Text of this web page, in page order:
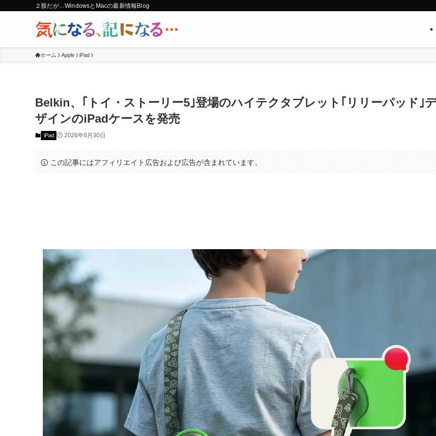
２股だが…WindowsとMacの最新情報Blog
ホーム Apple iPad
Belkin、｢トイ・ストーリー5｣登場のハイテクタブレット｢リリーパッド｣
ザインのiPadケースを発売
iPad 2026年6月30日
この記事にはアフィリエイト広告および広告が含まれています。